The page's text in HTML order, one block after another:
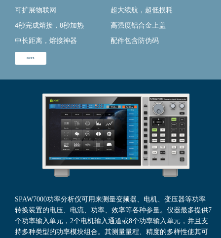
可扩展物联网 超大续航，超低损耗
4秒完成熔接，8秒加热 高强度铝合金上盖
中长距离，熔接神器 配件包含防伪码
阅读更多
SPAW7000功率分析仪可用来测量变频器、电机、变压器等功率
转换装置的电压、电流、功率、效率等各种参量。仪器最多提供7
个功率输入单元，2个电机输入通道或8个功率输入单元，并且支
持多种类型的功率模块组合。其测量量程、精度的多样性使其可